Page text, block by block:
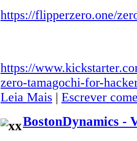
https://flipperzero.one/
https://
zero-tamagochi-for-
Leia Mais | Escrever
BostonDynamics -